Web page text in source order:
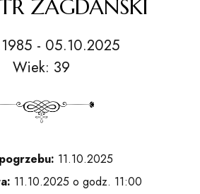
ZAGDAŃSKI
- 05.10.2025
Wiek: 39
11.10.2025
11.10.2025 o godz. 11:00